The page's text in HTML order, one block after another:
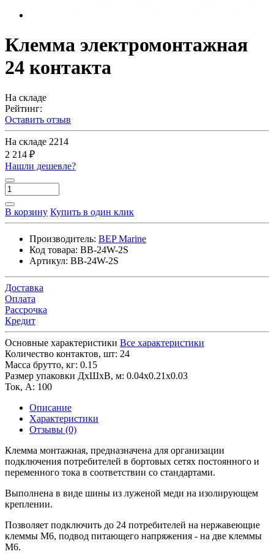
Клемма электромонтажная
24 контакта
На складе
Рейтинг:
Оставить отзыв
На складе 2214
2 214 ₽
Нашли дешевле?
В корзину Купить в один клик
Производитель: BEP Marine
Код товара: BB-24W-2S
Артикул: BB-24W-2S
Доставка
Оплата
Рассрочка
Кредит
Основные характеристики Все характеристики
Количество контактов, шт: 24
Масса брутто, кг: 0.15
Размер упаковки ДхШхВ, м: 0.04x0.21x0.03
Ток, А: 100
Описание
Характеристики
Отзывы (0)
Клемма монтажная, предназначена для организации
подключения потребителей в бортовых сетях постоянного и
переменного тока в соответствии со стандартами.
Выполнена в виде шины из луженой меди на изолирующем
креплении.
Позволяет подключить до 24 потребителей на нержавеющие
клеммы М6, подвод питающего напряжения - на две клеммы
М6.